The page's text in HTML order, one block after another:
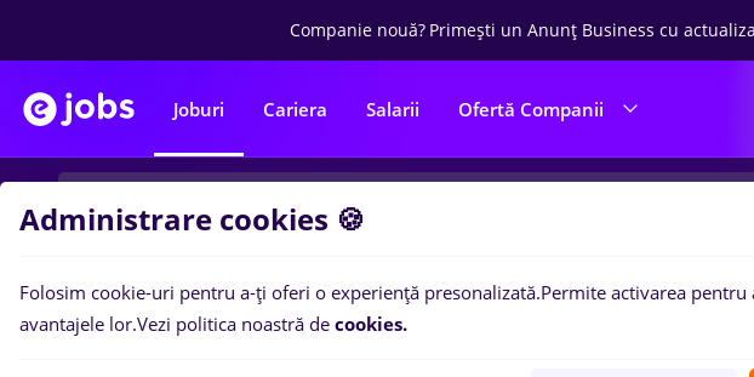
Companie nouă? Primești un Anunț Business cu
Joburi Cariera Salarii Ofertă Companii
Filtre 0locuri de muncacu
Administrare cookies 🍪
Folosim cookie-uri pentru a-ți oferi o experiență presonalizată.Permite activarea pentru
avantajele lor.Vezi politica noastră de cookies.